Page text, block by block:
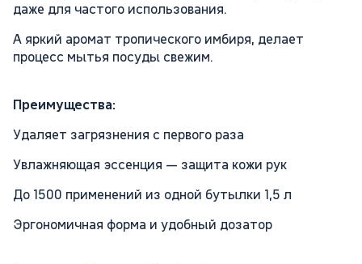
даже для частого использования.
А яркий аромат тропического имбиря, делает
процесс мытья посуды свежим.
Преимущества:
Удаляет загрязнения с первого раза
Увлажняющая эссенция — защита кожи рук
До 1500 применений из одной бутылки 1,5 л
Эргономичная форма и удобный дозатор